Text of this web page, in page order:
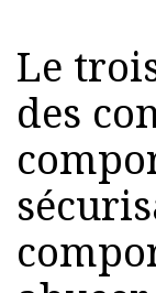
Le
des